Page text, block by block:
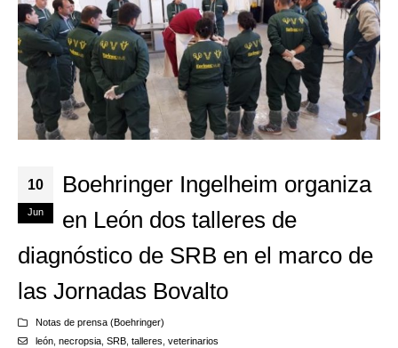
10
Jun
Boehringer Ingelheim organiza
en León dos talleres de
diagnóstico de SRB en el marco de
las Jornadas Bovalto
Notas de prensa (Boehringer)
león, necropsia, SRB, talleres veterinarios